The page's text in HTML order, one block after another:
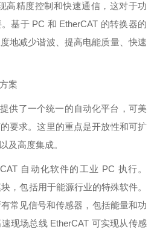
高精度控制和快速通信，这对于功
基于 PC 和 EtherCAT 的转换器的
地减少谐波、提高电能质量、快速
案
供了一个统一的自动化平台，可美
要求。这里的重点是开放性和可扩
及高度集成。
自动化软件的工业 PC 执行。
，包括用于能源行业的特殊软件。
常见信号和传感器，包括能量和功
现场总线 EtherCAT 可实现从传感